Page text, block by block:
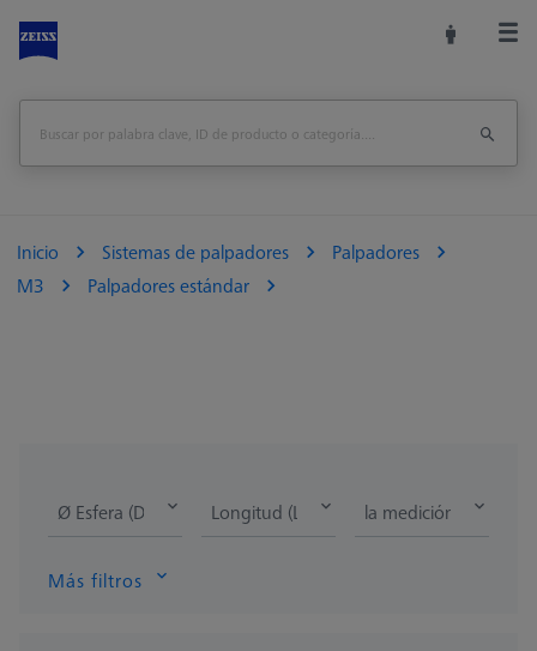
Inicio Sistemas de palpadores
Palpadores
M3
Palpadores estándar
Ø Esfera (DK) Longitud (L) la medición de la
Más filtros